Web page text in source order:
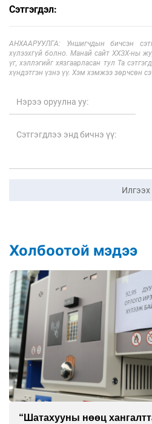
Сэтгэгдэл:
АНХААРУУЛГА: Уншигчдын бичсэн
хүлээхгүй болно. Манай сайт ХХЗХ-ны
үг, хэллэгийг хязгаарласан тул Та
хүндэтгэн үзнэ үү. Хэм хэмжээ зөрчсөн
Илгээх
Холбоотой мэдээ
“Шатахууны нөөц